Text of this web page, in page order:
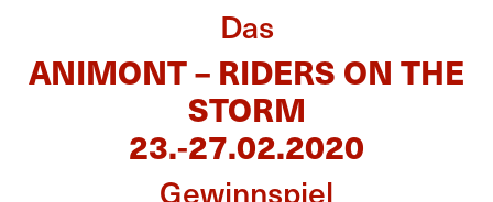
Das
ANIMONT – RIDERS ON THE
STORM
23.-27.02.2020
Gewinnspiel